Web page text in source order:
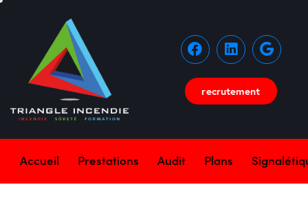
recrutement
Accueil Prestations Audit Plans